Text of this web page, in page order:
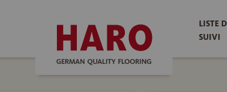
LISTE
SUIVI